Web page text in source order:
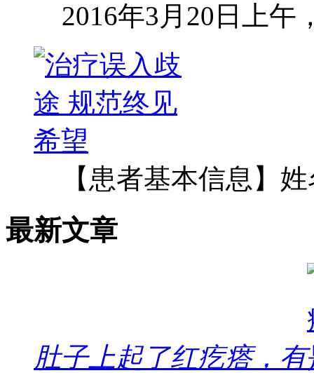
2016年3月20日上午
【患者基本信息】
最新文章
肚子上起了红疙瘩，有